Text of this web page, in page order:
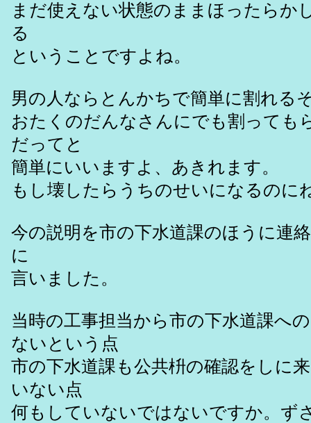
まだ使えない状態のままほったらか
る
ということですよね。
男の人ならとんかちで簡単に割れる
おたくのだんなさんにでも割っても
だってと
簡単にいいますよ、あきれます。
もし壊したらうちのせいになるのに
今の説明を市の下水道課のほうに連
に
言いました。
当時の工事担当から市の下水道課へ
ないという点
市の下水道課も公共枡の確認をしに
いない点
何もしていないではないですか。ず